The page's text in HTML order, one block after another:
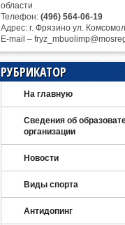
области
Телефон: (496) 564-06-19
Адрес: г. Фрязино ул.
E-mail –
РУБРИКАТОР
На главную
Сведения об
организации
Новости
Виды спорта
Антидопинг